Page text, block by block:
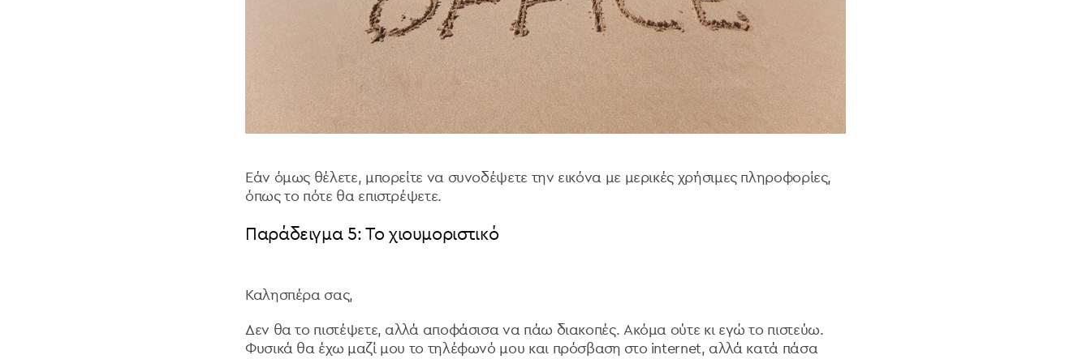
Εάν όμως θέλετε, μπορείτε να συνοδέψετε την εικόνα με μερικές χρήσιμες πληροφορίες,
όπως το πότε θα επιστρέψετε.
Παράδειγμα 5: Το χιουμοριστικό
Καλησπέρα σας,
Δεν θα το πιστέψετε, αλλά αποφάσισα να πάω διακοπές. Ακόμα ούτε κι εγώ το πιστεύω.
Φυσικά θα έχω μαζί μου το τηλέφωνό μου και πρόσβαση στο internet, αλλά κατά πάσα